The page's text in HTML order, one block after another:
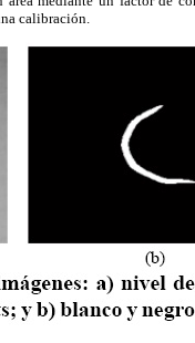
calibración.